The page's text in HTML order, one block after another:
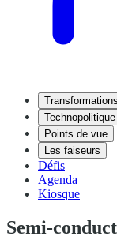
Technopolitique
Points de vue
Les faiseurs
Défis
Agenda
Kiosque
Semi-